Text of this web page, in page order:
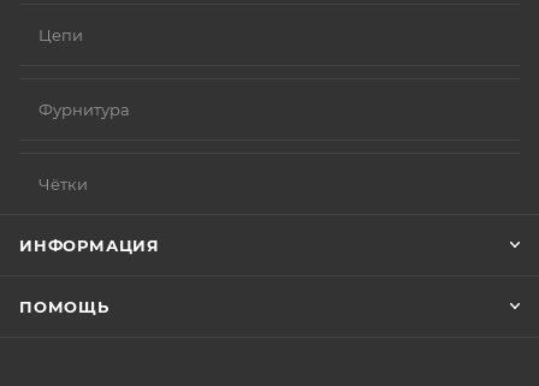
Цепи
Фурнитура
Чётки
ИНФОРМАЦИЯ
ПОМОЩЬ